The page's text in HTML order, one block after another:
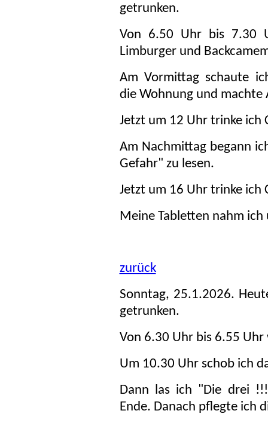
getrunken.
Von 6.50 Uhr bis 7.30
Limburger und
Am Vormittag schaute
die Wohnung und machte
Jetzt um 12 Uhr trinke ich
Am Nachmittag begann
Gefahr" zu lesen.
Jetzt um 16 Uhr trinke ich
Meine Tabletten nahm ich
zurück
Sonntag, 25.1.2026.
getrunken.
Von 6.30 Uhr bis 6.55 Uhr
Um 10.30 Uhr schob ich
Dann las ich "Die drei
Ende. Danach pflegte ich